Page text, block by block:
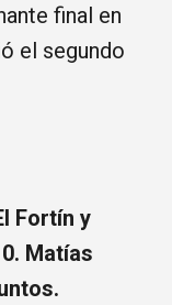
final en
el segundo
Fortín y
Matías